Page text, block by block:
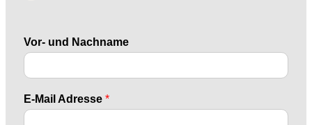
Vor- und Nachname
E-Mail Adresse *